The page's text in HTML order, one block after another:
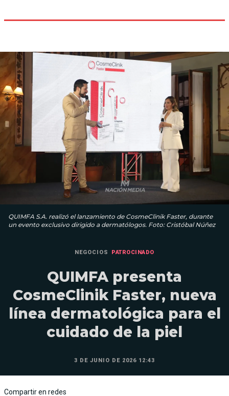
QUIMFA S.A. realizó el lanzamiento de CosmeClinik Faster, durante
un evento exclusivo dirigido a dermatólogos. Foto: Cristóbal Núñez
NEGOCIOS PATROCINADO
QUIMFA presenta
CosmeClinik Faster, nueva
línea dermatológica para el
cuidado de la piel
3 DE JUNIO DE 2026 12:43
Compartir en redes